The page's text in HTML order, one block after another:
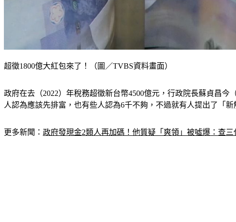
超徵1800億大紅包來了！（圖／TVBS資料畫面）
政府在去（2022）年稅務超徵新台幣4500億元，行政院長蘇貞昌
人認為應該先排富，也有些人認為6千不夠，不過就有人提出了「
更多新聞： 政府發現金2類人再加碼！他質疑「爽領」被噓爆：查三